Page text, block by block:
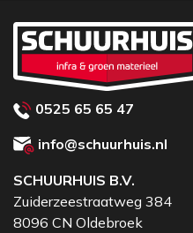
0525 65 65 47
info@schuurhuis.nl
SCHUURHUIS B.V.
Zuiderzeestraatweg 384
8096 CN Oldebroek